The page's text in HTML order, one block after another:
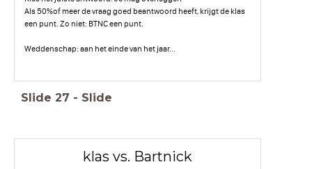
Als 50%of meer de vraag goed beantwoord heeft, krijgt de klas
een punt. Zo niet: BTNC een punt.
Weddenschap: aan het einde van het jaar...
Slide 27 - Slide
klas vs. Bartnick